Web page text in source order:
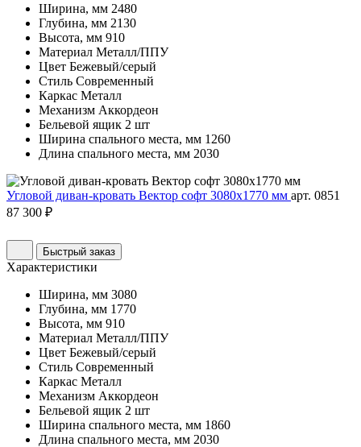
Ширина, мм 2480
Глубина, мм 2130
Высота, мм 910
Материал Металл/ППУ
Цвет Бежевый/серый
Стиль Современный
Каркас Металл
Механизм Аккордеон
Бельевой ящик 2 шт
Ширина спального места, мм 1260
Длина спального места, мм 2030
Угловой диван-кровать Вектор софт 3080х1770 мм арт. 0851
87 300 ₽
Быстрый заказ
Характеристики
Ширина, мм 3080
Глубина, мм 1770
Высота, мм 910
Материал Металл/ППУ
Цвет Бежевый/серый
Стиль Современный
Каркас Металл
Механизм Аккордеон
Бельевой ящик 2 шт
Ширина спального места, мм 1860
Длина спального места, мм 2030